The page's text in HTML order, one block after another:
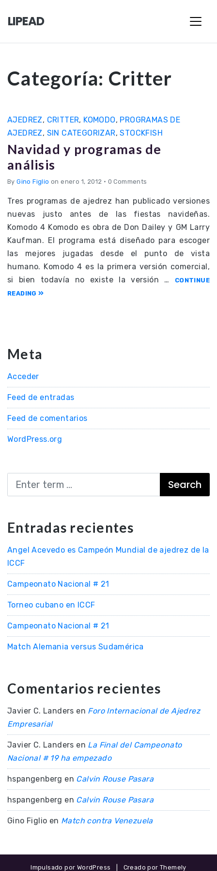
LIPEAD
Categoría: Critter
AJEDREZ, CRITTER, KOMODO, PROGRAMAS DE
AJEDREZ, SIN CATEGORIZAR,STOCKFISH
Navidad y programas de
análisis
ByGino Figlio on enero 1, 2012 • 0 Comments
Tres programas de ajedrez han publicado versiones
nuevas justo antes de las fiestas navideñas.
Komodo 4 Komodo es obra de Don Dailey y GM Larry
Kaufman. El programa está diseñado para escoger
las mejores jugadas desde el punto de vista
humano. Komodo 4 es la primera versión comercial,
si bien todavía no existe la versión …
CONTINUE
READING
Meta
Acceder
Feed de entradas
Feed de comentarios
WordPress.org
Search
Entradas recientes
Angel Acevedo es Campeón Mundial de ajedrez de la
ICCF
Campeonato Nacional # 21
Torneo cubano en ICCF
Campeonato Nacional # 21
Match Alemania versus Sudamérica
Comentarios recientes
Javier C. Landers en Foro Internacional de Ajedrez
Empresarial
Javier C. Landers en La Final del Campeonato
Nacional # 19 ha empezado
hspangenberg en Calvin Rouse Pasara
hspangenberg en Calvin Rouse Pasara
Gino Figlio en Match contra Venezuela
Impulsado por WordPress Creado por Themely